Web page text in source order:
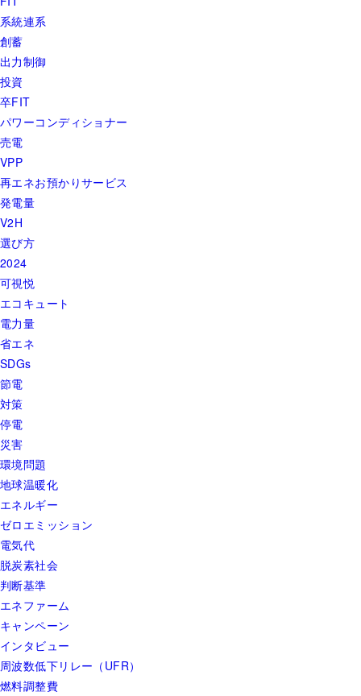
系統連系
創蓄
出力制御
投資
卒FIT
パワーコンディショナー
売電
VPP
再エネお預かりサービス
発電量
V2H
選び方
2024
可視悦
エコキュート
電力量
省エネ
SDGs
節電
対策
停電
災害
環境問題
地球温暖化
エネルギー
ゼロエミッション
電気代
脱炭素社会
判断基準
エネファーム
キャンペーン
インタビュー
周波数低下リレー（UFR）
燃料調整費